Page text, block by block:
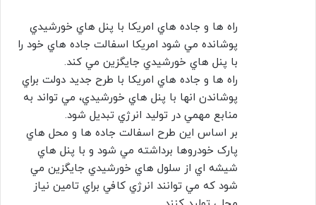
راه ها و جاده هاي امريکا با پنل هاي خورشيدي
پوشانده مي شود امريکا اسفالت جاده هاي خود را
با پنل هاي خورشيدي جايگزين مي کند.
راه ها و جاده هاي امريکا با طرح جديد دولت براي
پوشاندن انها با پنل هاي خورشيدي، مي تواند به
منابع مهمي در توليد انرژي تبديل شود.
بر اساس اين طرح اسفالت جاده ها و محل هاي
پارک خودروها برداشته مي شود و با پنل هاي
شيشه اي از سلول هاي خورشيدي جايگزين مي
شود که مي توانند انرژي کافي براي تامين نياز